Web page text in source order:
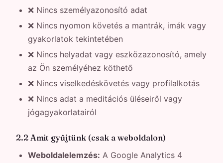
❌ Nincs személyazonosító adat
❌ Nincs nyomon követés a mantrák, imák vagy
gyakorlatok tekintetében
❌ Nincs helyadat vagy eszközazonosító, amely
az Ön személyéhez köthető
❌ Nincs viselkedéskövetés vagy profilalkotás
❌ Nincs adat a meditációs üléseiről vagy
jógagyakorlatairól
2.2 Amit gyűjtünk (csak a weboldalon)
Weboldalelemzés: A Google Analytics 4